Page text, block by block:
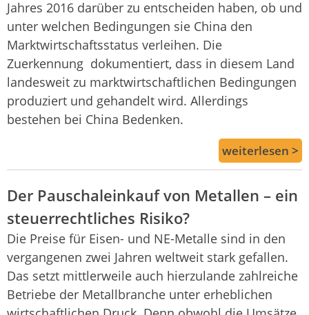
Jahres 2016 darüber zu entscheiden haben, ob und
unter welchen Bedingungen sie China den
Marktwirtschaftsstatus verleihen. Die
Zuerkennung dokumentiert, dass in diesem Land
landesweit zu marktwirtschaftlichen Bedingungen
produziert und gehandelt wird. Allerdings
bestehen bei China Bedenken.
weiterlesen >
Der Pauschaleinkauf von Metallen – ein
steuerrechtliches Risiko?
Die Preise für Eisen- und NE-Metalle sind in den
vergangenen zwei Jahren weltweit stark gefallen.
Das setzt mittlerweile auch hierzulande zahlreiche
Betriebe der Metallbranche unter erheblichen